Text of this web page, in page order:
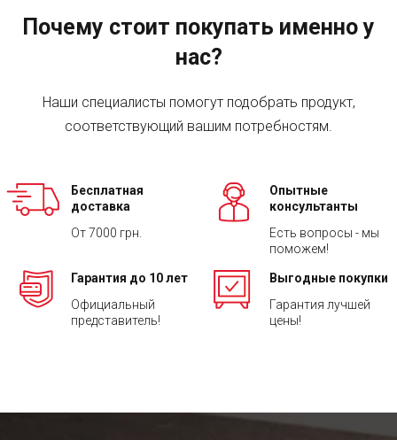
Почему стоит покупать именно у
нас?
Наши специалисты помогут подобрать продукт,
соответствующий вашим потребностям.
Бесплатная
доставка
От 7000 грн.
Опытные
консультанты
Есть вопросы - мы
поможем!
Гарантия до 10 лет
Официальный
представитель!
Выгодные покупки
Гарантия лучшей
цены!